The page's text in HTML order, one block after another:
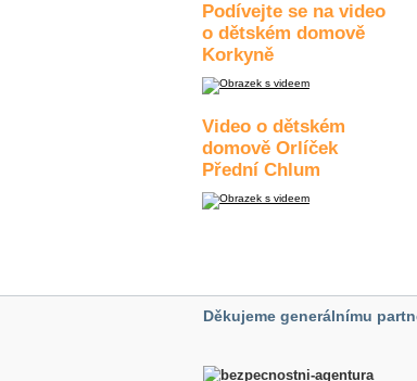
Podívejte se na video
o dětském domově
Korkyně
Video o dětském
domově Orlíček
Přední Chlum
Děkujeme generálnímu